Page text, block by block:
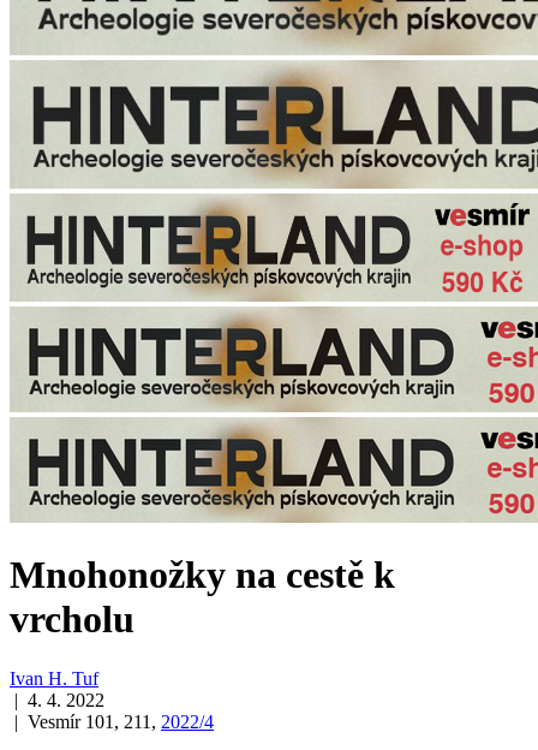
Mnohonožky na cestě k
vrcholu
Ivan H. Tuf
| 4. 4. 2022
| Vesmír 101, 211, 2022/4